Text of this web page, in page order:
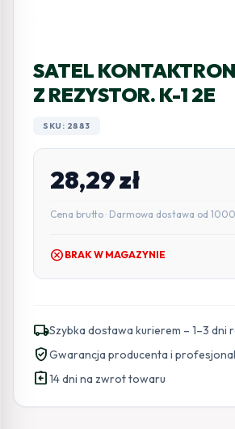
SATEL
Z REZYSTOR. K-1 2E
SKU: 2883
28,29zł
Cena brutto · Darmowa dostawa od
cancel BRAK W MAGAZYNIE
local_shippingSzybka dostawa kurierem – 1–3 dni
verified_userGwarancja producenta i
assignment_return14 dni na zwrot towaru